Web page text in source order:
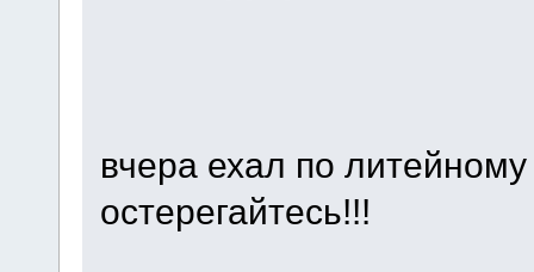
вчера ехал по
остерегайтесь!!!